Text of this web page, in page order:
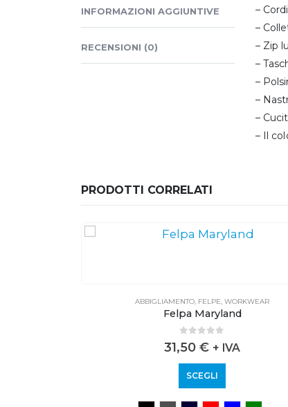
INFORMAZIONI AGGIUNTIVE
RECENSIONI (0)
–
–
– Zip
–
–
–
–
– Il
PRODOTTI CORRELATI
ABBIGLIAMENTO FELPE WORKWEAR
Felpa Maryland
0out of 5
31,50 € + IVA
SCEGLI